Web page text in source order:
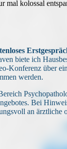
mal kolossal
biete ich
Konferenz über
werden.
Bei
an ärztliche